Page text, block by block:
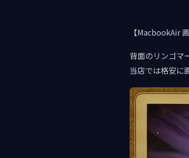
【MacbookAir
背面のリンゴマ
当店では格安に